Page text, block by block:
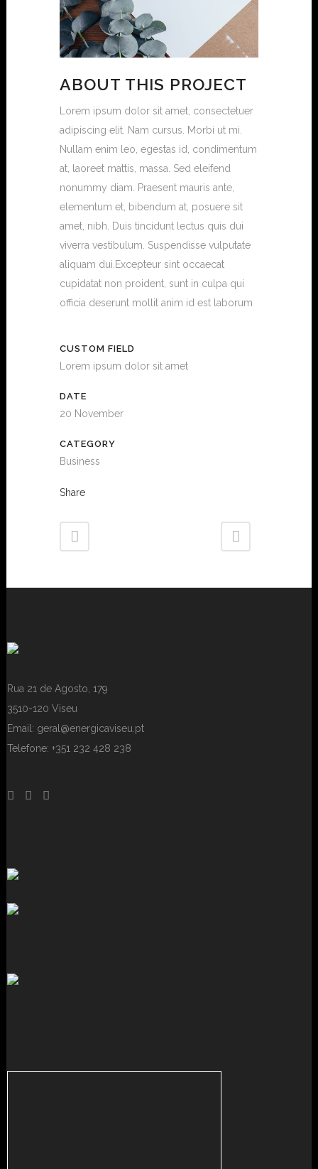
ABOUT THIS PROJECT
Lorem ipsum dolor sit amet, consectetuer
adipiscing elit. Nam cursus. Morbi ut mi.
Nullam enim leo, egestas id, condimentum
at, laoreet mattis, massa. Sed eleifend
nonummy diam. Praesent mauris ante,
elementum et, bibendum at, posuere sit
amet, nibh. Duis tincidunt lectus quis dui
viverra vestibulum. Suspendisse vulputate
aliquam dui.Excepteur sint occaecat
cupidatat non proident, sunt in culpa qui
officia deserunt mollit anim id est laborum
CUSTOM FIELD
Lorem ipsum dolor sit amet
DATE
20 November
CATEGORY
Business
Share
Rua 21 de Agosto, 179
3510-120 Viseu
Email: geral@energicaviseu.pt
Telefone: +351 232 428 238